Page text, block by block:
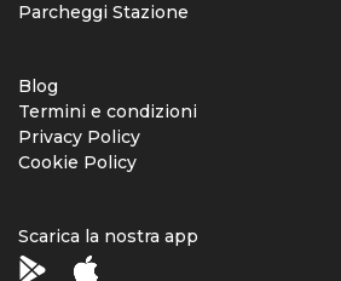
Parcheggi Stazione
Blog
Termini e condizioni
Privacy Policy
Cookie Policy
Scarica la nostra app